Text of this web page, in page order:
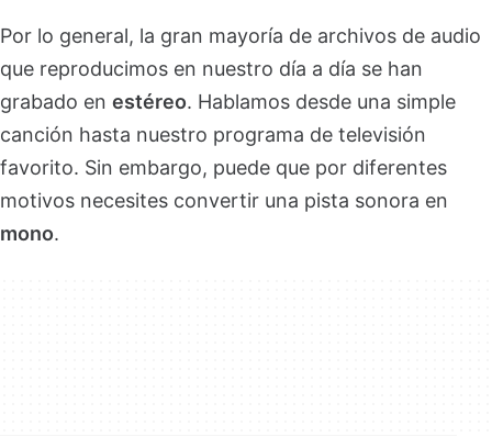
Por lo general, la gran mayoría de archivos de audio
que reproducimos en nuestro día a día se han
grabado en estéreo. Hablamos desde una simple
canción hasta nuestro programa de televisión
favorito. Sin embargo, puede que por diferentes
motivos necesites convertir una pista sonora en
mono.